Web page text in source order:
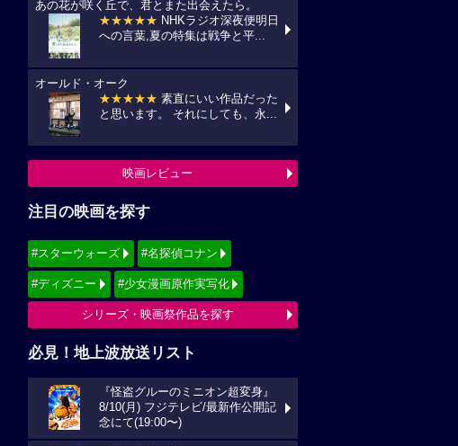
あの花が咲く丘で、君とまた出会えたら。
★★★★★ NHKラジオ深夜便明日
への言葉,夏の特集は戦争と平...
オールド・オーク
★★★★★ 素直にいい作品だった
と思います。 それにしても、永...
映画レビュー
注目の映画を探す
#スターウォーズ #名探偵コナン
#ディズニー #少女漫画原作実写化
シリーズ・映画祭作品を探す
必見！地上波放送リスト
『怪盗グルーのミニオン超変身』
8/10(月) フジテレビ/最新作公開記
念にて(19:00〜)